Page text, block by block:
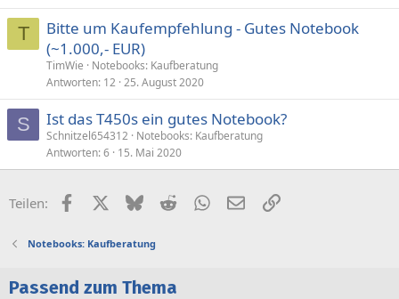
T
Bitte um Kaufempfehlung - Gutes Notebook
(~1.000,- EUR)
TimWie
Notebooks: Kaufberatung
Antworten 12 25. August 2020
S Ist das T450s ein gutes Notebook?
Schnitzel654312 Notebooks: Kaufberatung
Antworten 6 15. Mai 2020
Teilen: FacebookX (Twitter)
BlueskyRedditWhatsApp
E-MailLink
Notebooks: Kaufberatung
Passend zum Thema